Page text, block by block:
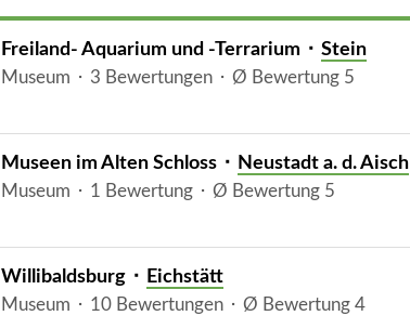
Freiland- Aquarium und -Terrarium ⬝ Stein
Museum ⬝ 3 Bewertungen ⬝ Ø Bewertung 5
Museen im Alten Schloss ⬝ Neustadt a. d. Aisch
Museum ⬝ 1 Bewertung ⬝ Ø Bewertung 5
Willibaldsburg ⬝ Eichstätt
Museum ⬝ 10 Bewertungen ⬝ Ø Bewertung 4